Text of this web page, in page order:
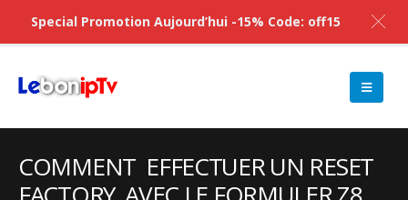
COMMENT EFFECTUER UN RESET
Special Promotion Aujourd’hui -15% Code: off15